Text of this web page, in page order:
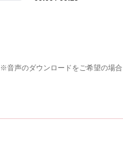
※音声のダウンロードをご希望の場